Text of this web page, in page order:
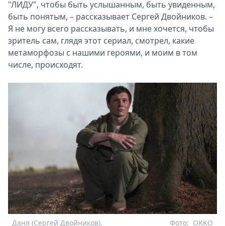
"ЛИДУ", чтобы быть услышанным, быть увиденным,
быть понятым, – рассказывает Сергей Двойников. –
Я не могу всего рассказывать, и мне хочется, чтобы
зритель сам, глядя этот сериал, смотрел, какие
метаморфозы с нашими героями, и моим в том
числе, происходят.
Даня (Сергей Двойников). OKKO
Фото: